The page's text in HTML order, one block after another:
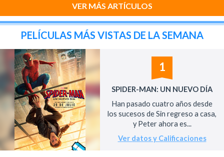
VER MÁS ARTÍCULOS
PELÍCULAS MÁS VISTAS DE LA SEMANA
1
SPIDER-MAN: UN NUEVO DÍA
Han pasado cuatro años desde
los sucesos de Sin regreso a casa,
y Peter ahora es...
Ver datos y Calificaciones